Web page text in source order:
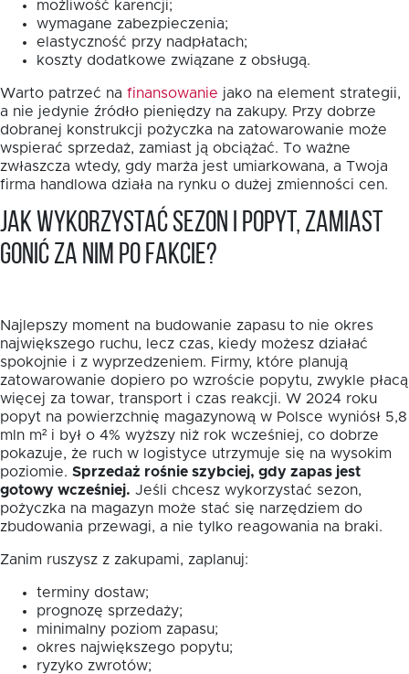
możliwość karencji;
wymagane zabezpieczenia;
elastyczność przy nadpłatach;
koszty dodatkowe związane z obsługą.
Warto patrzeć na finansowanie jako na element strategii,
a nie jedynie źródło pieniędzy na zakupy. Przy dobrze
dobranej konstrukcji pożyczka na zatowarowanie może
wspierać sprzedaż, zamiast ją obciążać. To ważne
zwłaszcza wtedy, gdy marża jest umiarkowana, a Twoja
firma handlowa działa na rynku o dużej zmienności cen.
Jak wykorzystać sezon i popyt, zamiast
gonić za nim po fakcie?
Najlepszy moment na budowanie zapasu to nie okres
największego ruchu, lecz czas, kiedy możesz działać
spokojnie i z wyprzedzeniem. Firmy, które planują
zatowarowanie dopiero po wzroście popytu, zwykle płacą
więcej za towar, transport i czas reakcji. W 2024 roku
popyt na powierzchnię magazynową w Polsce wyniósł 5,8
mln m² i był o 4% wyższy niż rok wcześniej, co dobrze
pokazuje, że ruch w logistyce utrzymuje się na wysokim
poziomie. Sprzedaż rośnie szybciej, gdy zapas jest
gotowy wcześniej. Jeśli chcesz wykorzystać sezon,
pożyczka na magazyn może stać się narzędziem do
zbudowania przewagi, a nie tylko reagowania na braki.
Zanim ruszysz z zakupami, zaplanuj:
terminy dostaw;
prognozę sprzedaży;
minimalny poziom zapasu;
okres największego popytu;
ryzyko zwrotów;